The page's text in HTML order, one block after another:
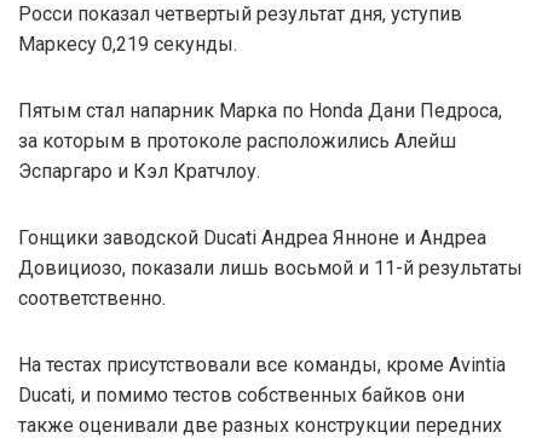
Росси показал четвертый результат дня, уступив
Маркесу 0,219 секунды.
Пятым стал напарник Марка по Honda Дани Педроса,
за которым в протоколе расположились Алейш
Эспаргаро и Кэл Кратчлоу.
Гонщики заводской Ducati Андреа Янноне и Андреа
Довициозо, показали лишь восьмой и 11-й результаты
соответственно.
На тестах присутствовали все команды, кроме Avintia
Ducati, и помимо тестов собственных байков они
также оценивали две разных конструкции передних